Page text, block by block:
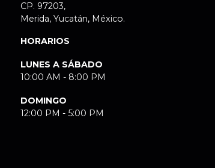
CP. 97203,
Merida, Yucatán, México.
HORARIOS
LUNES A SÁBADO
10:00 AM - 8:00 PM
DOMINGO
12:00 PM - 5:00 PM